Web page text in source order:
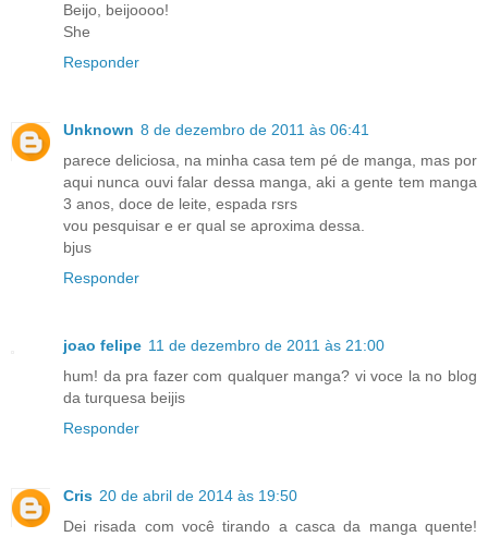
Beijo, beijoooo!
She
Responder
Unknown 8 de dezembro de 2011 às 06:41
parece deliciosa, na minha casa tem pé de manga, mas por
aqui nunca ouvi falar dessa manga, aki a gente tem manga
3 anos, doce de leite, espada rsrs
vou pesquisar e er qual se aproxima dessa.
bjus
Responder
joao felipe 11 de dezembro de 2011 às 21:00
hum! da pra fazer com qualquer manga? vi voce la no blog
da turquesa beijis
Responder
Cris 20 de abril de 2014 às 19:50
Dei risada com você tirando a casca da manga quente!